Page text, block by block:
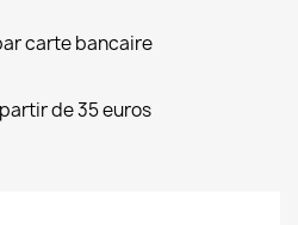
carte bancaire
de 35 euros